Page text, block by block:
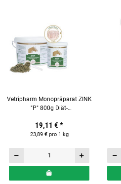
Vetripharm Monopräparat ZINK
"P" 800g Diät-
Pferde
19,11 € *
23,89 € pro 1 kg